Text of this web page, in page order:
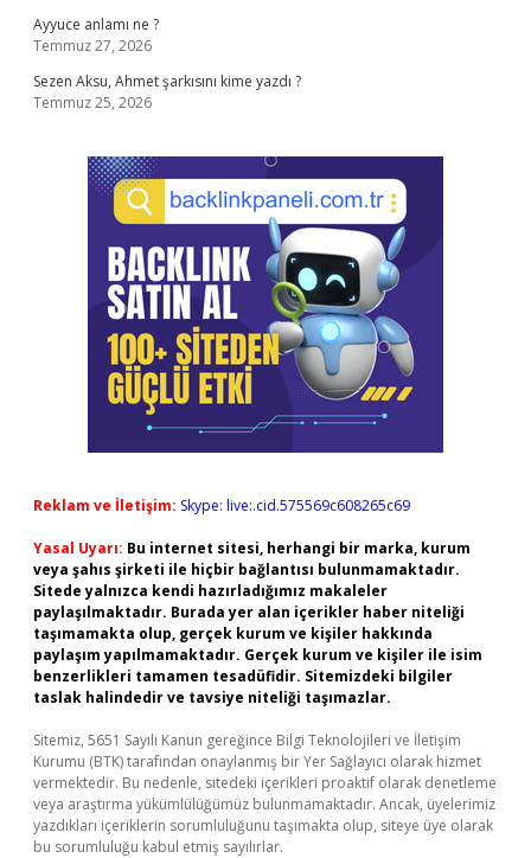
Ayyuce anlamı ne ?
Temmuz 27, 2026
Sezen Aksu, Ahmet şarkısını kime yazdı ?
Temmuz 25, 2026
Reklam ve İletişim: Skype: live:.cid.575569c608265c69
Yasal Uyarı: Bu internet sitesi, herhangi bir marka, kurum
veya şahıs şirketi ile hiçbir bağlantısı bulunmamaktadır.
Sitede yalnızca kendi hazırladığımız makaleler
paylaşılmaktadır. Burada yer alan içerikler haber niteliği
taşımamakta olup, gerçek kurum ve kişiler hakkında
paylaşım yapılmamaktadır. Gerçek kurum ve kişiler ile isim
benzerlikleri tamamen tesadüfidir. Sitemizdeki bilgiler
taslak halindedir ve tavsiye niteliği taşımazlar.
Sitemiz, 5651 Sayılı Kanun gereğince Bilgi Teknolojileri ve İletişim
Kurumu (BTK) tarafından onaylanmış bir Yer Sağlayıcı olarak hizmet
vermektedir. Bu nedenle, sitedeki içerikleri proaktif olarak denetleme
veya araştırma yükümlülüğümüz bulunmamaktadır. Ancak, üyelerimiz
yazdıkları içeriklerin sorumluluğunu taşımakta olup, siteye üye olarak
bu sorumluluğu kabul etmiş sayılırlar.